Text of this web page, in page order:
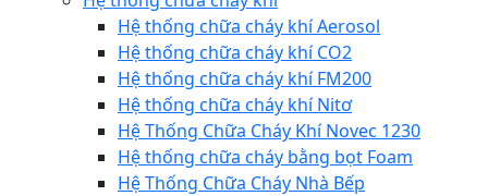
Hệ thống chữa cháy khí Aerosol
Hệ thống chữa cháy khí CO2
Hệ thống chữa cháy khí FM200
Hệ thống chữa cháy khí Nitơ
Hệ Thống Chữa Cháy Khí Novec 1230
Hệ thống chữa cháy bằng bọt Foam
Hệ Thống Chữa Cháy Nhà Bếp